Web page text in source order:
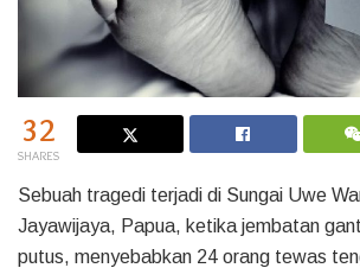
32
SHARES
Sebuah tragedi terjadi di Sungai Uwe
Jayawijaya, Papua, ketika jembatan
putus, menyebabkan 24 orang tewas